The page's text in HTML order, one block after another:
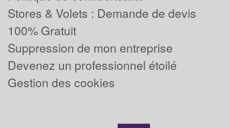
Stores & Volets : Demande de devis
100% Gratuit
Suppression de mon entreprise
Devenez un professionnel étoilé
Gestion des cookies